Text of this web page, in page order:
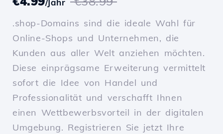
/Jahr
.shop-Domains sind die ideale Wahl für
Online-Shops und Unternehmen, die
Kunden aus aller Welt anziehen möchten.
Diese einprägsame Erweiterung vermittelt
sofort die Idee von Handel und
Professionalität und verschafft Ihnen
einen Wettbewerbsvorteil in der digitalen
Umgebung. Registrieren Sie jetzt Ihre